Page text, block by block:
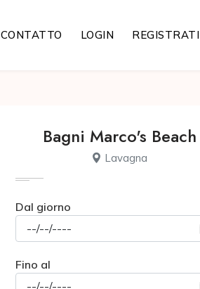
CONTATTO LOGIN REGISTRATI
Bagni Marco's Beach
Lavagna
Dal giorno
Fino al